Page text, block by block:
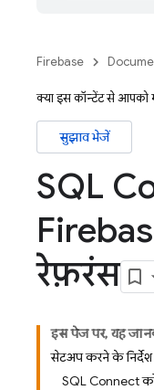
Firebase
क्या इस कॉन्टेंट से आपको
सुझाव भेजें
SQL
रेफ़रंस
इस पेज पर, यह
सेटअप करने के निर्देश
SQL Connect